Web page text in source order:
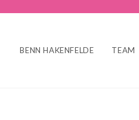
BENN HAKENFELDE TEAM